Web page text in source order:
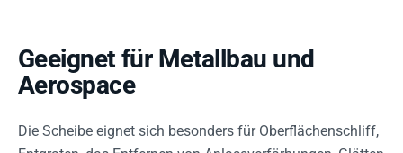
Geeignet für Metallbau und
Aerospace
Die Scheibe eignet sich besonders für Oberflächenschliff,